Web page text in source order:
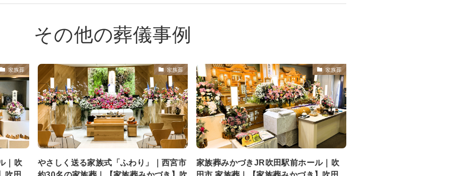
その他の葬儀事例
家族葬
｜吹
家族葬
やさしく送る家族式「ふわり」｜西宮市
家族葬
家族葬みかづきJR吹田駅前ホール｜吹